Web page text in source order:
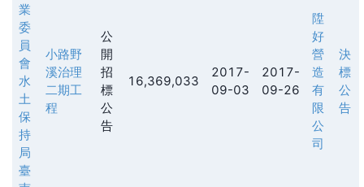
業
委
員
會
水
土
保
持
局
臺
小路野
溪治理
二期工
程
公
開
招
標
公
告
16,369,033
2017-
09-03
2017-
09-26
陞
好
營
造
有
限
公
司
決
標
公
告